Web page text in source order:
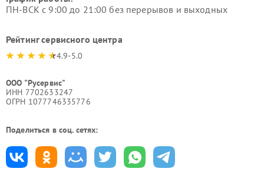
ПН-ВСК с 9:00 до 21:00 без перерывов и выходных
Рейтинг сервисного центра
4.9-5.0
ООО "Русервис"
ИНН 7702633247
ОГРН 1077746335776
Поделиться в соц. сетях: